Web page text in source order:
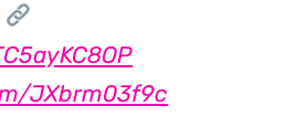
JXbrm03f9c